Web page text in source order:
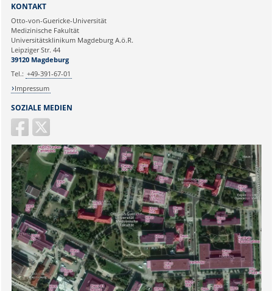
Ihre E-Mailadresse:
Ihr Anliegen:
Sicherheitsabfrage:
SOZIALE MEDIEN
KONTAKT
Otto-von-Guericke-Universität
Medizinische Fakultät
Universitätsklinikum Magdeburg A.ö.R.
Leipziger Str. 44
39120 Magdeburg
Tel.: +49-391-67-01
Impressum